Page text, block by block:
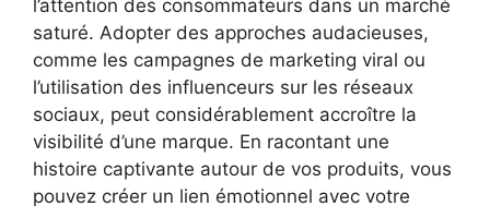
l’attention des consommateurs dans un marché
saturé. Adopter des approches audacieuses,
comme les campagnes de marketing viral ou
l’utilisation des influenceurs sur les réseaux
sociaux, peut considérablement accroître la
visibilité d’une marque. En racontant une
histoire captivante autour de vos produits, vous
pouvez créer un lien émotionnel avec votre